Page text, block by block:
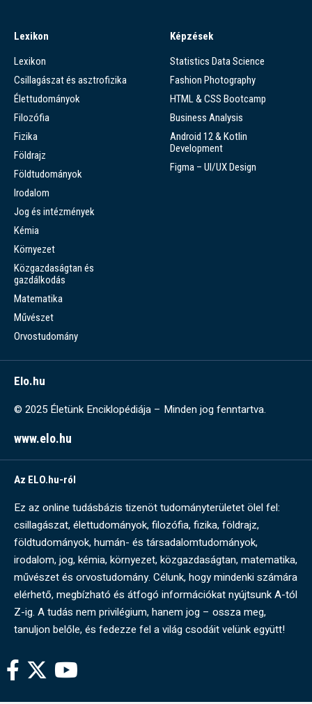
Lexikon
Lexikon
Csillagászat és asztrofizika
Élettudományok
Filozófia
Fizika
Földrajz
Földtudományok
Irodalom
Jog és intézmények
Kémia
Környezet
Közgazdaságtan és
gazdálkodás
Matematika
Művészet
Orvostudomány
Képzések
Statistics Data Science
Fashion Photography
HTML & CSS Bootcamp
Business Analysis
Android 12 & Kotlin
Development
Figma – UI/UX Design
Elo.hu
© 2025 Életünk Enciklopédiája – Minden jog fenntartva.
www.elo.hu
Az ELO.hu-ról
Ez az online tudásbázis tizenöt tudományterületet ölel fel:
csillagászat, élettudományok, filozófia, fizika, földrajz,
földtudományok, humán- és társadalomtudományok,
irodalom, jog, kémia, környezet, közgazdaságtan, matematika,
művészet és orvostudomány. Célunk, hogy mindenki számára
elérhető, megbízható és átfogó információkat nyújtsunk A-tól
Z-ig. A tudás nem privilégium, hanem jog – ossza meg,
tanuljon belőle, és fedezze fel a világ csodáit velünk együtt!